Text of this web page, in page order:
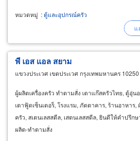
หมวดหมู่ :ตู้และอุปกรณ์ครัว
พี เอส แอล สยาม
แขวงประเวศ เขตประเวศ กรุงเทพมหานคร 10250
ผู้ผลิตเครื่องครัว ทำตามสั่ง เตาแก๊สครัวไทย, ตู้อุ่น
เตาฟู้ดเซ็นเตอร็, โรงแรม, ภัตตาคาร, ร้านอาหาร,
ครัว, สเตนเลสสตีล, เสตนเลสสตีล, ยินดีให้คำปรึ
ผลิต-ทำตามสั่ง